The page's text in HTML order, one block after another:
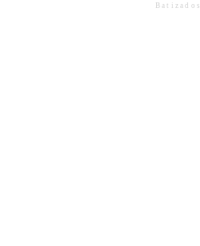
Batizados